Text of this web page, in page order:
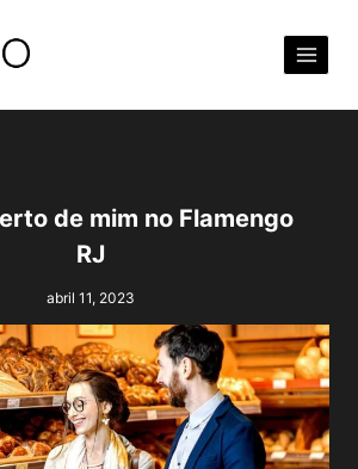
de mim no Flamengo
RJ
abril 11, 2023